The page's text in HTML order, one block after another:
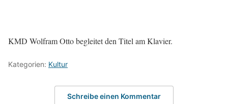
KMD Wolfram Otto begleitet den Titel am Klavier.
Kategorien: Kultur
Schreibe einen Kommentar